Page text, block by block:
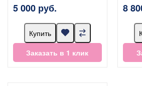
5 000 руб.
Купить
Заказать в 1 клик
8